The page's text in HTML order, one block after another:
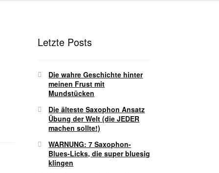
Unterrichtsbedingungen (AGBs)
Letzte Posts
Die wahre Geschichte hinter
meinen Frust mit
Mundstücken
Die älteste Saxophon Ansatz
Übung der Welt (die JEDER
machen sollte!)
WARNUNG: 7 Saxophon-
Blues-Licks, die super bluesig
klingen